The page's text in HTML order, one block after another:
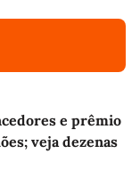
e prêmio
veja dezenas